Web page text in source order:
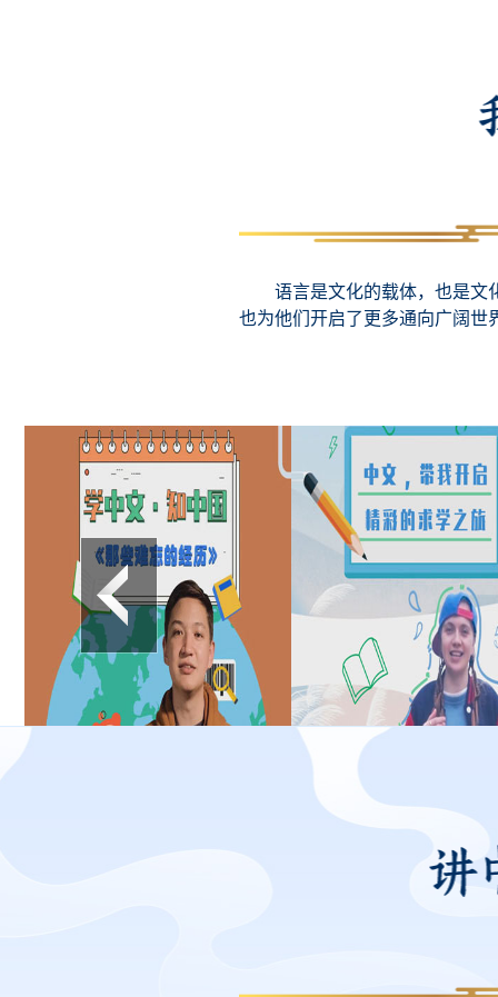
语言是文化的载体，也是文化
也为他们开启了更多通向广阔世